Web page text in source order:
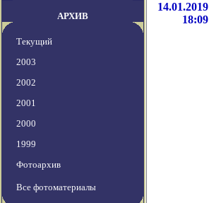
АРХИВ
Текущий
2003
2002
2001
2000
1999
Фотоархив
Все фотоматериалы
14.01.2019
18:09